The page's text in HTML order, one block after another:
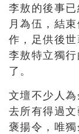
李敖的後事
月為伍，結
作，足供後
李敖特立獨
了。
文壇不少人
去所有得過
褒揚令，唯